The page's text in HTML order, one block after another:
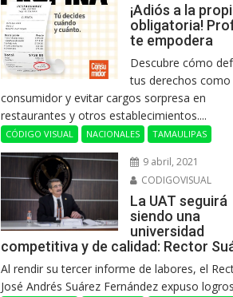
¡Adiós a la
obligatoria!
te empodera
Descubre cómo
tus derechos como
consumidor y evitar cargos sorpresa en
restaurantes y otros establecimientos....
CÓDIGO VISUAL NACIONALES TAMAULIPAS
9 abril, 2021
CODIGOVISUAL
La UAT seguirá
siendo una
universidad
competitiva y de calidad: Rector
Al rendir su tercer informe de labores, el
José Andrés Suárez Fernández expuso